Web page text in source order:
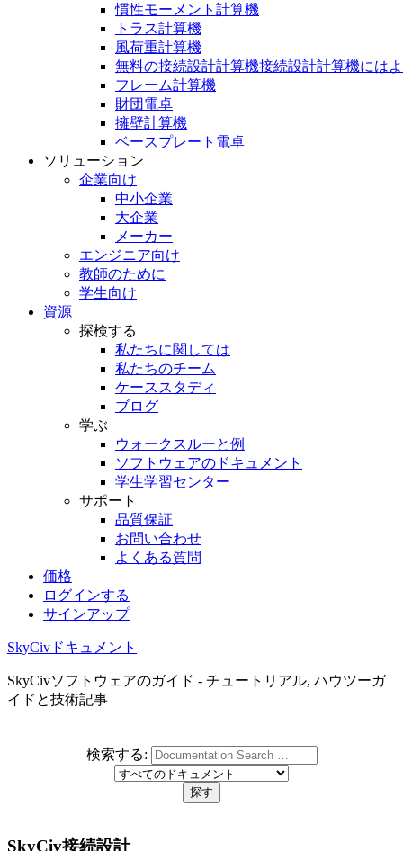
慣性モーメント計算機
トラス計算機
風荷重計算機
無料の接続設計計算機接続設計計算機には
フレーム計算機
財団電卓
擁壁計算機
ベースプレート電卓
ソリューション
企業向け
中小企業
大企業
メーカー
エンジニア向け
教師のために
学生向け
資源
探検する
私たちに関しては
私たちのチーム
ケーススタディ
ブログ
学ぶ
ウォークスルーと例
ソフトウェアのドキュメント
学生学習センター
サポート
品質保証
お問い合わせ
よくある質問
価格
ログインする
サインアップ
SkyCivドキュメント
SkyCivソフトウェアのガイド - チュートリアル, ハウツーガ
イドと技術記事
検索する:
SkyCiv接続設計